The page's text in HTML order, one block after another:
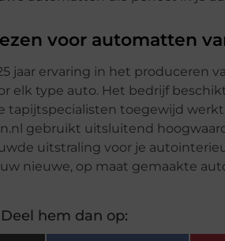
voor automatten
jaar ervaring in het produceren
elk type auto. Het bedrijf
tapijtspecialisten toegewijd
gebruikt uitsluitend
uitstraling voor je
nieuwe, op maat gemaakte
hem dan op: